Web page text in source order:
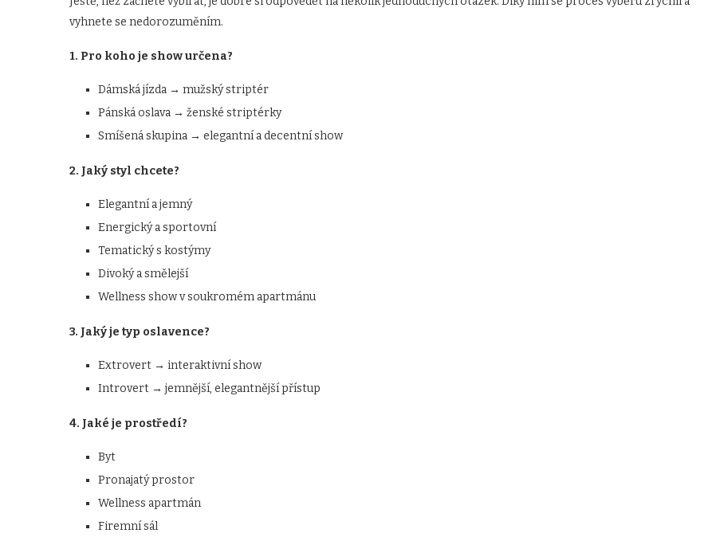
vyhnete se nedorozuměním.
1. Pro koho je show určena?
Dámská jízda → mužský striptér
Pánská oslava → ženské striptérky
Smíšená skupina → elegantní a decentní show
2. Jaký styl chcete?
Elegantní a jemný
Energický a sportovní
Tematický s kostýmy
Divoký a smělejší
Wellness show v soukromém apartmánu
3. Jaký je typ oslavence?
Extrovert → interaktivní show
Introvert → jemnější, elegantnější přístup
4. Jaké je prostředí?
Byt
Pronajatý prostor
Wellness apartmán
Firemní sál